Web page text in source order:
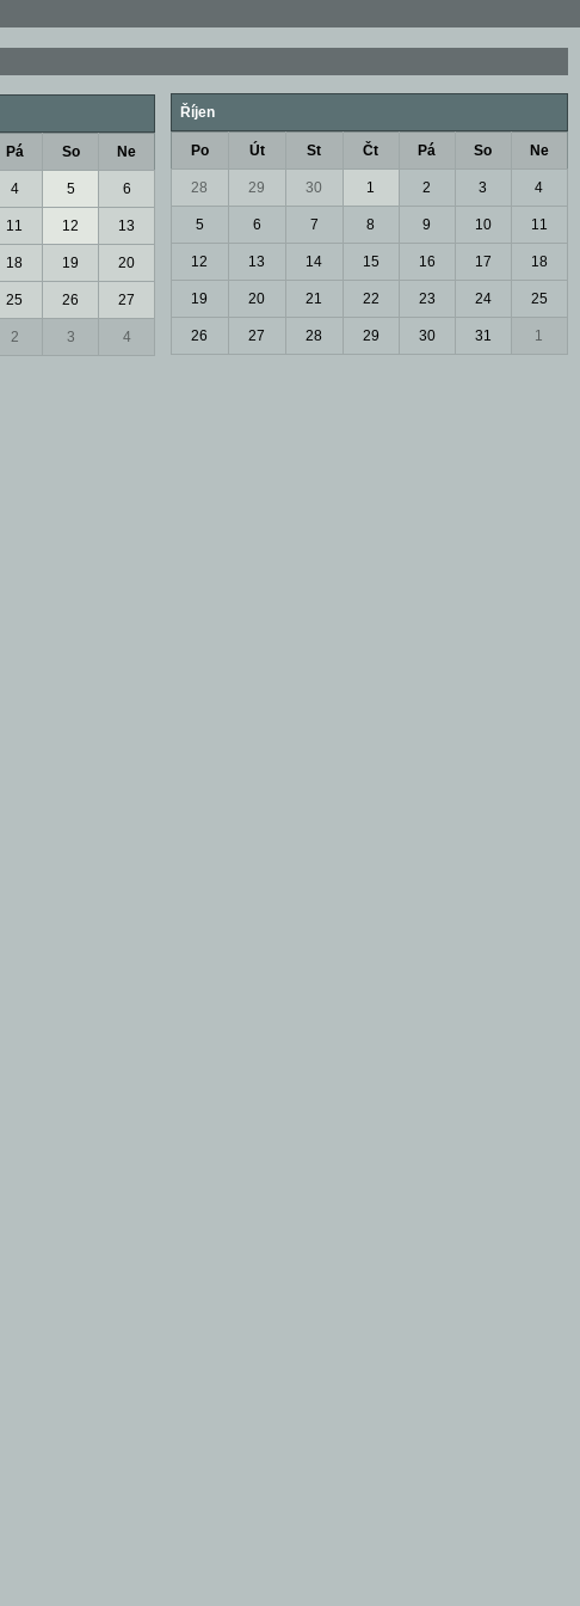
Pá So Ne
4 5 6
11 12 13
18 19 20
25 26 27
2 3 4
Říjen
Po Út St Čt Pá So Ne
28 29 30 1 2 3 4
5 6 7 8 9 10 11
12 13 14 15 16 17 18
19 20 21 22 23 24 25
26 27 28 29 30 31 1